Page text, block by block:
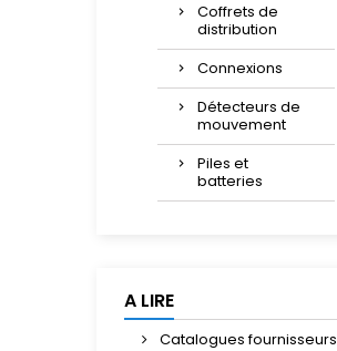
Coffrets de
distribution
Connexions
Détecteurs de
mouvement
Piles et
batteries
A LIRE
Catalogues fournisseurs